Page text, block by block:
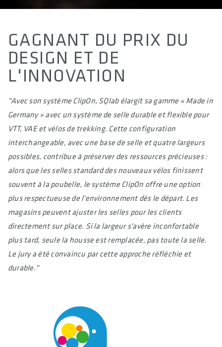
GAGNANT DU PRIX DU
DESIGN ET DE
L'INNOVATION
"Avec son système ClipOn, SQlab élargit sa gamme « Made in
Germany » avec un système de selle durable et flexible pour
VTT, VAE et vélos de trekking. Cette configuration
interchangeable, avec une base de selle et quatre largeurs
possibles, contribue à préserver des ressources précieuses :
alors que les selles standard des nouveaux vélos finissent
souvent à la poubelle, le système ClipOn offre une option
plus respectueuse de l'environnement dès le départ. Les
magasins peuvent ajuster les selles pour les clients
directement sur place. Si la largeur s'avère inconfortable
plus tard, seule la housse est remplacée, pas toute la selle.
Le jury a été convaincu par cette approche réfléchie et
durable."